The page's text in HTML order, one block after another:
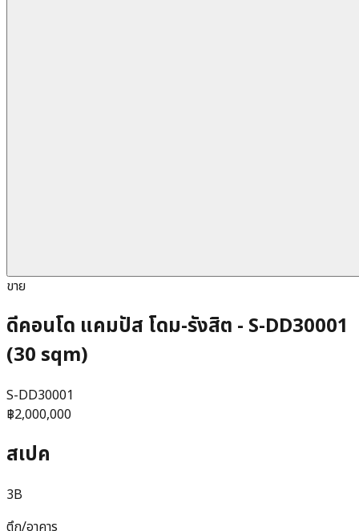
ขาย
ดีคอนโด แคมปัส โดม-รังสิต - S-DD30001
(30 sqm)
S-DD30001
฿2,000,000
สเปค
3B
ตึก/อาคาร